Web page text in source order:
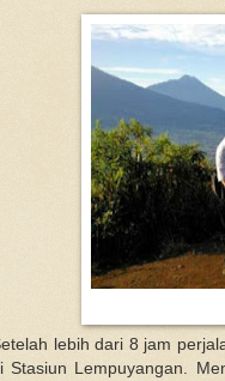
lebih dari 8 jam
Stasiun Lempuyangan.